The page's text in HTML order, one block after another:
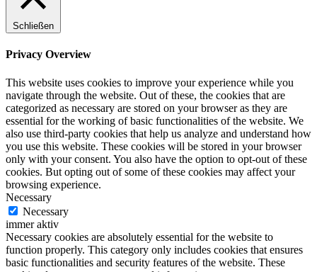
Schließen
Privacy Overview
This website uses cookies to improve your experience while you
navigate through the website. Out of these, the cookies that are
categorized as necessary are stored on your browser as they are
essential for the working of basic functionalities of the website. We
also use third-party cookies that help us analyze and understand how
you use this website. These cookies will be stored in your browser
only with your consent. You also have the option to opt-out of these
cookies. But opting out of some of these cookies may affect your
browsing experience.
Necessary
Necessary
immer aktiv
Necessary cookies are absolutely essential for the website to
function properly. This category only includes cookies that ensures
basic functionalities and security features of the website. These